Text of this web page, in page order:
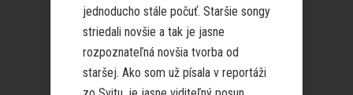
jednoducho stále počuť. Staršie songy
striedali novšie a tak je jasne
rozpoznateľná novšia tvorba od
staršej. Ako som už písala v reportáži